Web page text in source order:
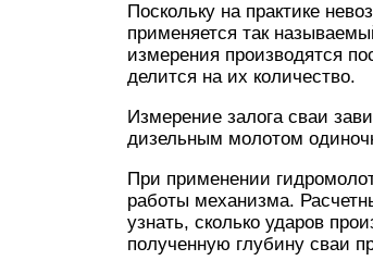
Поскольку на практике
применяется так
измерения производятся
делится на их количество.
Измерение залога сваи
дизельным молотом
При применении
работы механизма.
узнать, сколько ударов
полученную глубину сваи